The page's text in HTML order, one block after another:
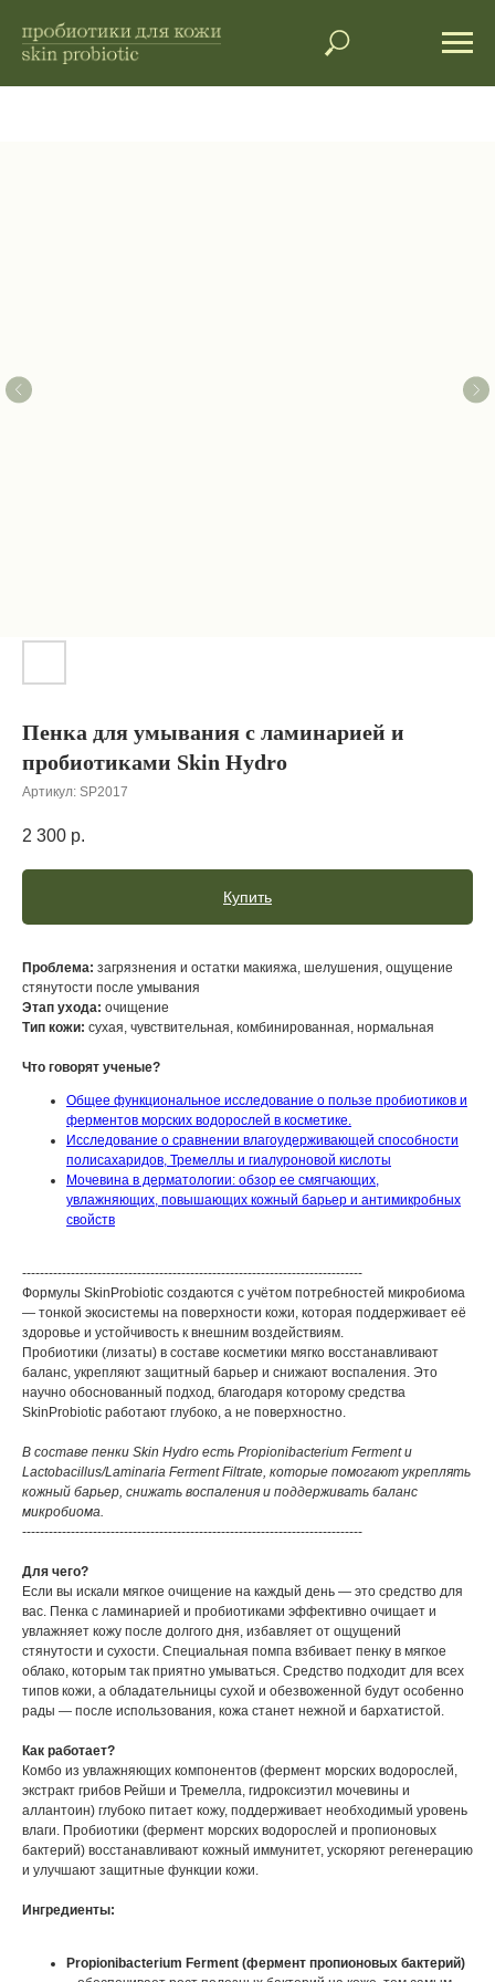
Пенка для умывания с ламинарией и
пробиотиками Skin Hydro
Артикул: SP2017
2 300 р.
Купить
Проблема: загрязнения и остатки макияжа, шелушения, ощущение
стянутости после умывания
Этап ухода: очищение
Тип кожи: сухая, чувствительная, комбинированная, нормальная
Что говорят ученые?
Общее функциональное исследование о пользе пробиотиков и
ферментов морских водорослей в косметике.
Исследование о сравнении влагоудерживающей способности
полисахаридов, Тремеллы и гиалуроновой кислоты
Мочевина в дерматологии: обзор ее смягчающих,
увлажняющих, повышающих кожный барьер и антимикробных
свойств
-----------------------------------------------------------------------------
Формулы SkinProbiotic создаются с учётом потребностей микробиома
— тонкой экосистемы на поверхности кожи, которая поддерживает её
здоровье и устойчивость к внешним воздействиям.
Пробиотики (лизаты) в составе косметики мягко восстанавливают
баланс, укрепляют защитный барьер и снижают воспаления. Это
научно обоснованный подход, благодаря которому средства
SkinProbiotic работают глубоко, а не поверхностно.
В составе пенки Skin Hydro есть Propionibacterium Ferment и
Lactobacillus/Laminaria Ferment Filtrate, которые помогают укреплять
кожный барьер, снижать воспаления и поддерживать баланс
микробиома.
-----------------------------------------------------------------------------
Для чего?
Если вы искали мягкое очищение на каждый день — это средство для
вас. Пенка с ламинарией и пробиотиками эффективно очищает и
увлажняет кожу после долгого дня, избавляет от ощущений
стянутости и сухости. Специальная помпа взбивает пенку в мягкое
облако, которым так приятно умываться. Средство подходит для всех
типов кожи, а обладательницы сухой и обезвоженной будут особенно
рады — после использования, кожа станет нежной и бархатистой.
Как работает?
Комбо из увлажняющих компонентов (фермент морских водорослей,
экстракт грибов Рейши и Тремелла, гидроксиэтил мочевины и
аллантоин) глубоко питает кожу, поддерживает необходимый уровень
влаги. Пробиотики (фермент морских водорослей и пропионовых
бактерий) восстанавливают кожный иммунитет, ускоряют регенерацию
и улучшают защитные функции кожи.
Ингредиенты:
Propionibacterium Ferment (фермент пропионовых бактерий)